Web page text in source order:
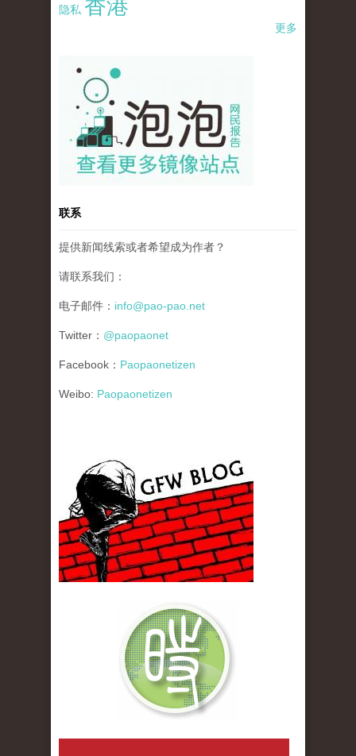
隐私 香港
更多
pao-pao-banner-mirror-site-120814.jpg
联系
提供新闻线索或者希望成为作者？
请联系我们：
电子邮件： info@pao-pao.net
Twitter： @paopaonet
Facebook： Paopaonetizen
Weibo: Paopaonetizen
gfw_blog_small.jpg